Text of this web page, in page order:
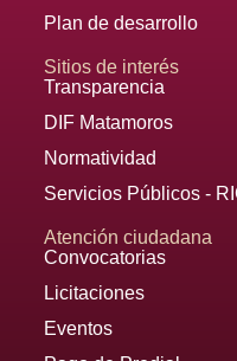
Plan de desarrollo
Sitios de interés
Transparencia
DIF Matamoros
Normatividad
Servicios Públicos -
Atención ciudadana
Convocatorias
Licitaciones
Eventos